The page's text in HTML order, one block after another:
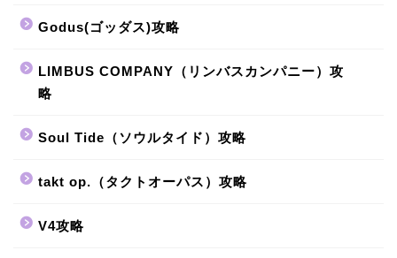
Godus(ゴッダス)攻略
LIMBUS COMPANY（リンバスカンパニー）攻
略
Soul Tide（ソウルタイド）攻略
takt op.（タクトオーパス）攻略
V4攻略